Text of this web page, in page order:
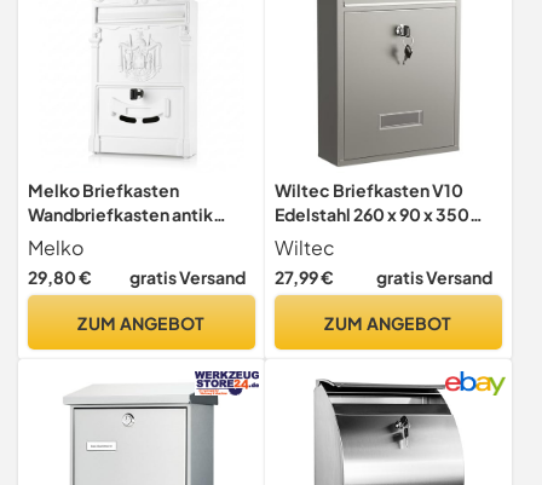
Melko Briefkasten
Wandbriefkasten antik
abschließbar 25,5x8,6x41
cm Weiß
Melko
29,80 € gratis Versand
ZUM ANGEBOT
Wiltec Briefkasten V10
Edelstahl 260 x 90 x 350
mm, Wandbriefkasten mit
Schloss und Namensschild,
Postkasten aus Stahl
Wiltec
27,99 € gratis Versand
ZUM ANGEBOT